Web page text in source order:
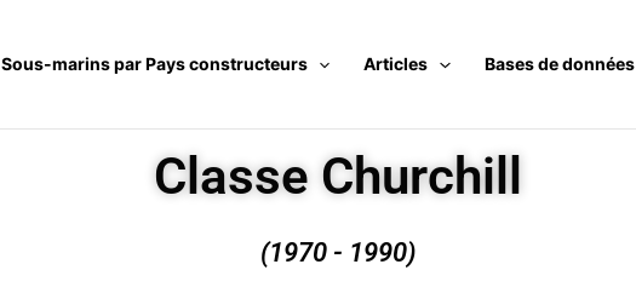
Sous-marins par Pays constructeurs Articles Bases de données
Classe Churchill
(1970 - 1990)